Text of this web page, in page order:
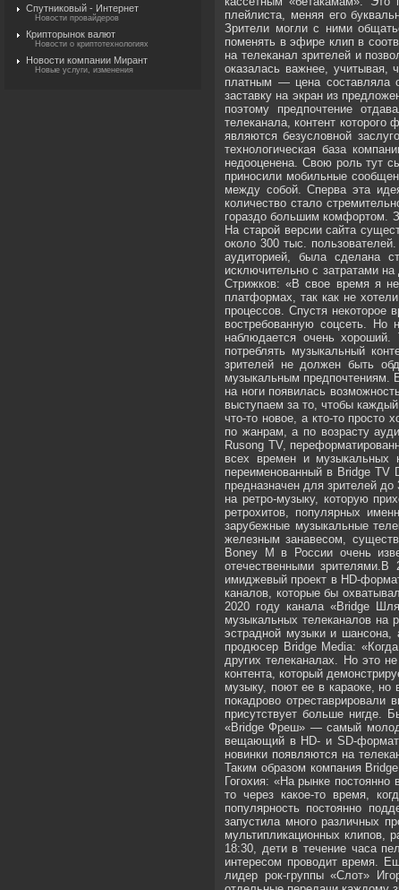
Спутниковый - Интернет
Новости провайдеров
Крипторынок валют
Новости о криптотехнологиях
Новости компании Мирант
Новые услуги, изменения